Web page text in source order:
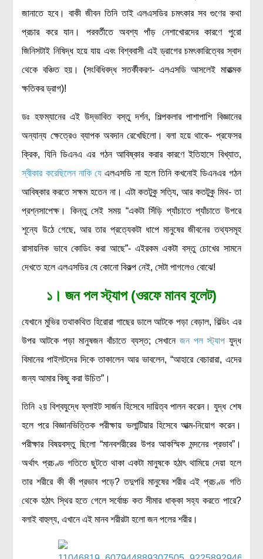
জানাতে হবে। বাকী জীবন তিনি তাই এলএসডির চমৎকার সব গুণের কথা
প্রচার করে যান। পরবর্তীতে অবশ্য পাঁড় নেশাখোরদের কারণে পুরো
জিনিসটাই নিষিদ্ধ হয়ে যায় এবং বিশ্ববাসী এই ড্রাগের চমৎকারিত্বের স্বাদ
থেকে বঞ্চিত হয়। (সংবিধিবদ্ধ সতর্কীকরণ- এলএসডি আসলেই মারাত্মক
ক্ষতিকর ড্রাগ)!
ডঃ হফম্যানের এই উদ্ভাবিত বস্তু দর্শন, শিল্পকলার পাশাপাশি বিজ্ঞানের
অন্যান্য ক্ষেত্রেও ব্যাপক অবদান রেখেছিলো। বলা হয়ে থাকে- প্রফেসর
ক্রিক, যিনি ডিএনএ এর গঠন আবিষ্কার করার কারণে ইতিহাসে বিখ্যাত,
স্বীকার করেছিলেন নাকি যে এলএসডি না হলে তিনি কখনোই ডিএনএর গঠন
আবিষ্কার করতে সক্ষম হতেন না। এটা কতটুকু সত্যি, আর কতটুকু মিথ- তা
প্রশ্নসাপেক্ষ। কিন্তু সেই সময় “একটা সিঁড়ি প্যাঁচাতে প্যাঁচাতে উপরে
শূন্যে উঠে গেছে, আর তার প্রত্যেকটা ধাপে মানুষের জীবনের তথ্যসমূহ
রাসায়নিক ভাবে কোডিং করা আছে”- এইরকম একটা বস্তু চোখের সামনে
দেখতে হলে এলএসডির যে কোনো বিকল্প নেই, সেটা পাগলেও বোঝে!
১। জন পল স্ট্যাপ (ওরফে মানব বুলেট)
যেখানে মুভির তথাকথিত হিরোরা গাছের ডালে আটকে পড়া বেড়াল, বিল্ডিং এর
উপর আটকে পড়া মানুষজন বাঁচাতে ব্যস্ত; সেখানে জন পল স্ট্যাপযুদ্ধ
বিমানের পাইলটদের দিকে তাকালেন আর ভাবলেন, “আহারে বেচারারা, এদের
জন্য আমার কিছু করা উচিত”।
তিনি ২য় বিশ্বযুদ্ধে ফ্লাইট সার্জন হিসেবে দায়িত্ব পালন করেন। যুদ্ধ শেষ
হলে পরে বিজ্ঞানভিত্তিক পরীক্ষায় ভলান্টিয়ার হিসেবে আত্ম-নিয়োগ করেন।
পরীক্ষার বিষয়বস্তু ছিলো “মানবশরীরের উপর আকস্মিক মন্দনের প্রভাব”।
অর্থাৎ প্রচণ্ড গতিতে ছুটতে থাকা একটা মানুষকে হঠাৎ থামিয়ে দেয়া হলে
তার শরীরে কী কী প্রভাব পড়ে? তদুপরি মানুষের শরীর এই প্রচণ্ড গতি
থেকে হঠাৎ স্থির হতে গেলে সর্বোচ্চ কত সীমার ধাক্কা সহ্য করতে পারে?
বলাই বাহুল্য, এখানে এই মানব শরীরটা হলো জন পলের শরীর।